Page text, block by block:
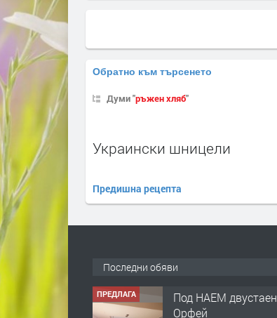
Обратно към търсенето
Думи "ръжен хляб"
Украински шницели
Предишна рецепта
Последни обяви
ПРЕДЛАГА
Под НАЕМ двустаен
Орфей